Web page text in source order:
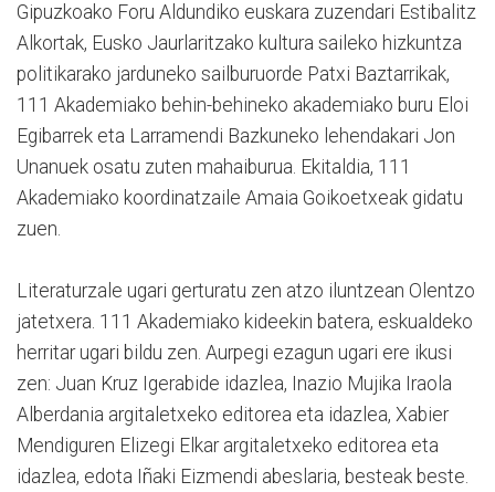
Gipuzkoako Foru Aldundiko euskara zuzendari Estibalitz
Alkortak, Eusko Jaurlaritzako kultura saileko hizkuntza
politikarako jarduneko sailburuorde Patxi Baztarrikak,
111 Akademiako behin-behineko akademiako buru Eloi
Egibarrek eta Larramendi Bazkuneko lehendakari Jon
Unanuek osatu zuten mahaiburua. Ekitaldia, 111
Akademiako koordinatzaile Amaia Goikoetxeak gidatu
zuen.
Literaturzale ugari gerturatu zen atzo iluntzean Olentzo
jatetxera. 111 Akademiako kideekin batera, eskualdeko
herritar ugari bildu zen. Aurpegi ezagun ugari ere ikusi
zen: Juan Kruz Igerabide idazlea, Inazio Mujika Iraola
Alberdania argitaletxeko editorea eta idazlea, Xabier
Mendiguren Elizegi Elkar argitaletxeko editorea eta
idazlea, edota Iñaki Eizmendi abeslaria, besteak beste.